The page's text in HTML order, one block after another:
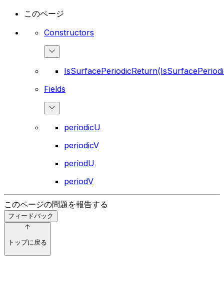
このページ
Constructors
Fields
periodicU
periodicV
periodU
periodV
このページの問題を報告する
フィードバック
トップに戻る